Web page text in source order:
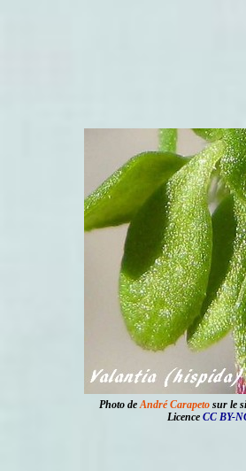
Photo deAndré Carapetosur le
Licence CC BY-